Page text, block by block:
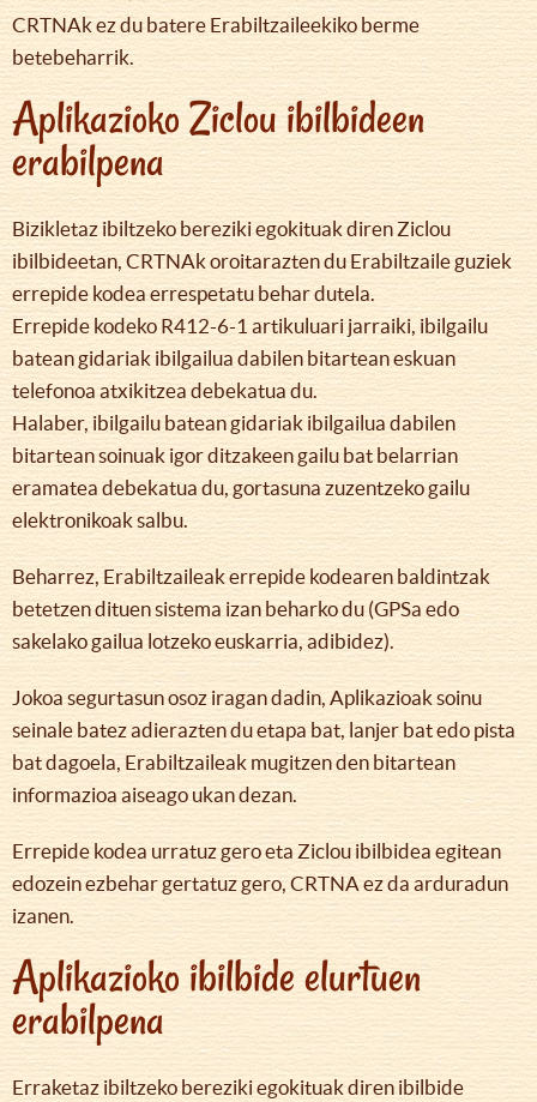
CRTNAk ez du batere Erabiltzaileekiko berme
betebeharrik.
Aplikazioko Ziclou ibilbideen
erabilpena
Bizikletaz ibiltzeko bereziki egokituak diren Ziclou
ibilbideetan, CRTNAk oroitarazten du Erabiltzaile guziek
errepide kodea errespetatu behar dutela.
Errepide kodeko R412-6-1 artikuluari jarraiki, ibilgailu
batean gidariak ibilgailua dabilen bitartean eskuan
telefonoa atxikitzea debekatua du.
Halaber, ibilgailu batean gidariak ibilgailua dabilen
bitartean soinuak igor ditzakeen gailu bat belarrian
eramatea debekatua du, gortasuna zuzentzeko gailu
elektronikoak salbu.
Beharrez, Erabiltzaileak errepide kodearen baldintzak
betetzen dituen sistema izan beharko du (GPSa edo
sakelako gailua lotzeko euskarria, adibidez).
Jokoa segurtasun osoz iragan dadin, Aplikazioak soinu
seinale batez adierazten du etapa bat, lanjer bat edo pista
bat dagoela, Erabiltzaileak mugitzen den bitartean
informazioa aiseago ukan dezan.
Errepide kodea urratuz gero eta Ziclou ibilbidea egitean
edozein ezbehar gertatuz gero, CRTNA ez da arduradun
izanen.
Aplikazioko ibilbide elurtuen
erabilpena
Erraketaz ibiltzeko bereziki egokituak diren ibilbide